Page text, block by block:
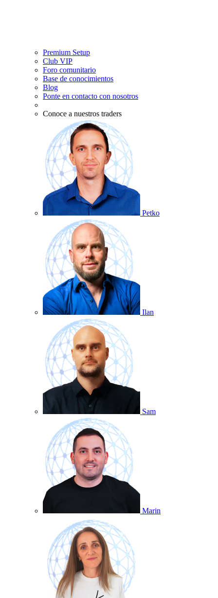
Premium Setup
Club VIP
Foro comunitario
Base de conocimientos
Blog
Ponte en contacto con nosotros
Conoce a nuestros traders
Petko
Ilan
Sam
Marin